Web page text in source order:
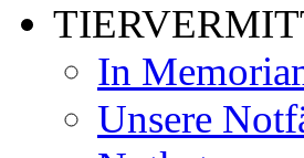
In
Unsere